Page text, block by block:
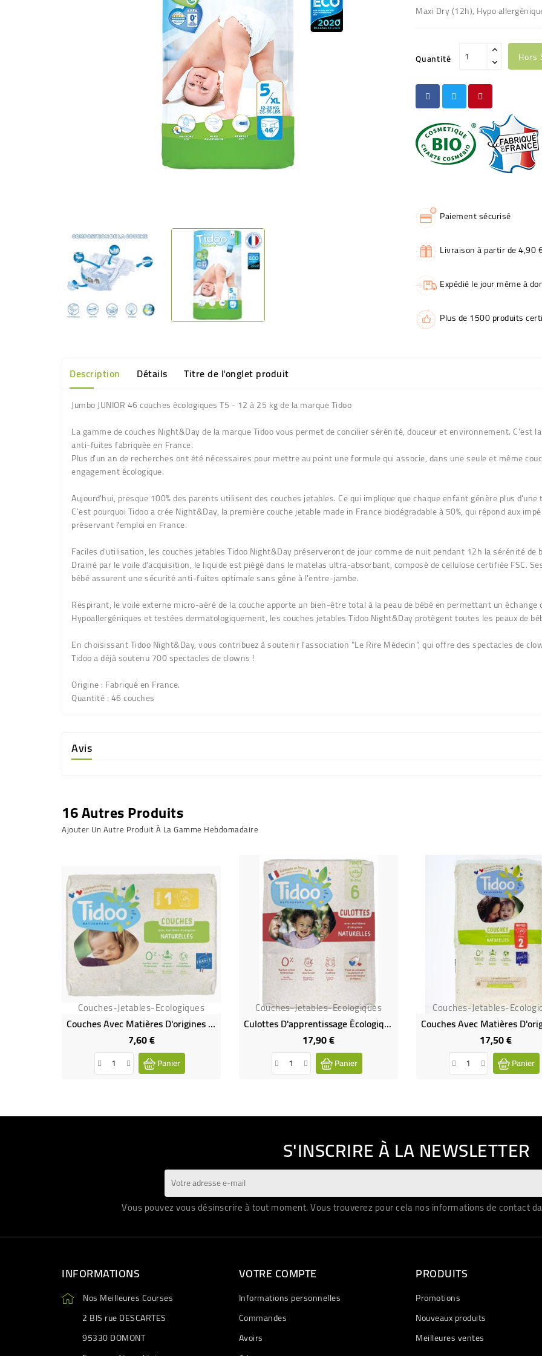
Maxi Dry (12h), Hypo
Quantité Hors
Paiement sécurisé
Livraison à partir de 4,90
Expédié le jour même à
Plus de 1500 produits
Description Détails Titre de l'onglet produit
Jumbo JUNIOR 46 couches écologiques T5 - 12 à 25 kg de la marque Tidoo
La gamme de couches Night&Day de la marque Tidoo vous permet de concilier sérénité, douceur et environnement. C'est
anti-fuites fabriquée en France.
Plus d'un an de recherches ont été nécessaires pour mettre au point une formule qui associe, dans une seule et même
engagement écologique.
Aujourd'hui, presque 100% des parents utilisent des couches jetables. Ce qui implique que chaque enfant génère plus
C'est pourquoi Tidoo a crée Night&Day, lapremière couche jetable made in France biodégradable à 50%, qui répond aux
préservant l'emploi en France.
Faciles d'utilisation, les couches jetables Tidoo Night&Day préserveront de jour comme de nuit pendant 12h la sérénité
Drainé par le voile d'acquisition, le liquide est piégé dans le matelas ultra-absorbant, composé decellulose certifiée FSC.
bébé assurent une sécurité anti-fuites optimale sans gêne à l'entre-jambe.
Respirant, le voile externe micro-aéré de la couche apporte un bien-être total à la peau de bébé en permettant un échange
Hypoallergéniques et testées dermatologiquement, les couches jetables Tidoo Night&Day protègent toutes les peaux de
En choisissant Tidoo Night&Day, vous contribuez à soutenir l'association "Le Rire Médecin", qui offre des spectacles de
Tidoo a déjà soutenu 700 spectacles de clowns !
Origine : Fabriqué en France.
Quantité :46 couches
Avis
16 Autres Produits
Ajouter Un Autre Produit À La Gamme Hebdomadaire
Couches-Jetables-Ecologiques
Couches Avec Matières D'origines Naturelles - T1 (2 À 5 Kg)
7,60 €Prix
Panier
Couches-Jetables-Ecologiques
Culottes D'apprentissage Écologiques T6 (16-30 Kg) X26
17,90 €Prix
Panier
Couches-Jetables-
17,50 €Prix
Panier
S'INSCRIRE À LA NEWSLETTER
Vous pouvez vous désinscrire à tout moment. Vous trouverez pour cela nos informations de contact
INFORMATIONS
Nos Meilleures Courses
2 BIS rue DESCARTES
95330 DOMONT
VOTRE COMPTE
Informations personnelles
Commandes
Avoirs
PRODUITS
Promotions
Nouveaux produits
Meilleures ventes